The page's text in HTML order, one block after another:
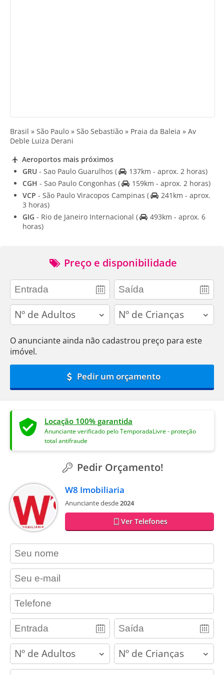
Brasil » São Paulo » São Sebastião » Praia da Baleia » Av
Deble Luiza Derani
Aeroportos mais próximos
GRU - Sao Paulo Guarulhos (
137km - aprox. 2 horas)
CGH - Sao Paulo Congonhas (
159km - aprox. 2 horas)
VCP - São Paulo Viracopos Campinas (
241km - aprox.
3 horas)
GIG - Rio de Janeiro Internacional (
493km - aprox. 6
horas)
Preço e disponibilidade
adults children
O anunciante ainda não cadastrou preço para este
imóvel.
Pedir um orçamento
Locação 100% garantida
Anunciante verificado pelo TemporadaLivre - proteção
total antifraude
Pedir Orçamento!
W8 Imobiliaria
Anunciante desde2024
Ver Telefones
contact_name
contact_email
contact_phone
adults children